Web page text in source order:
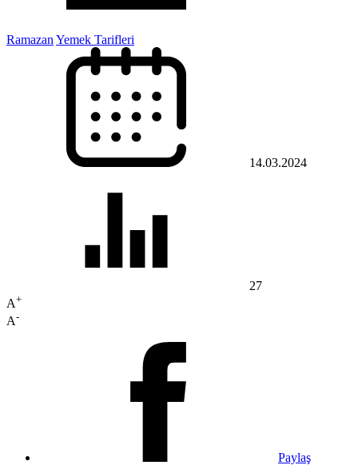
Ramazan Yemek Tarifleri
14.03.2024
27
A+
A-
Paylaş